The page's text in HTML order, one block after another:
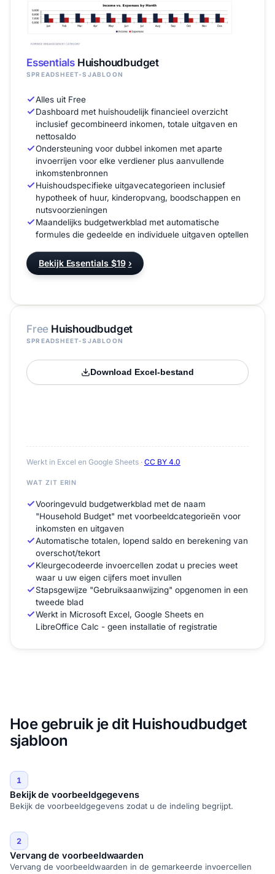
Free Huishoudbudget
SPREADSHEET-SJABLOON
Download Excel-bestand
Werkt in Excel en Google Sheets · CC BY 4.0
WAT ZIT ERIN
Vooringevuld budgetwerkblad met de naam
"Household Budget" met voorbeeldcategorieën voor
inkomsten en uitgaven
Automatische totalen, lopend saldo en berekening van
overschot/tekort
Kleurgecodeerde invoercellen zodat u precies weet
waar u uw eigen cijfers moet invullen
Stapsgewijze "Gebruiksaanwijzing" opgenomen in een
tweede blad
Werkt in Microsoft Excel, Google Sheets en
LibreOffice Calc - geen installatie of registratie
EssentialsHuishoudbudget
SPREADSHEET-SJABLOON
Alles uit Free
Dashboard met huishoudelijk financieel overzicht
inclusief gecombineerd inkomen, totale uitgaven en
nettosaldo
Ondersteuning voor dubbel inkomen met aparte
invoerrijen voor elke verdiener plus aanvullende
inkomstenbronnen
Huishoudspecifieke uitgavecategorieen inclusief
hypotheek of huur, kinderopvang, boodschappen en
nutsvoorzieningen
Maandelijks budgetwerkblad met automatische
formules die gedeelde en individuele uitgaven optellen
Bekijk Essentials $19 ›
Hoe gebruik je dit Huishoudbudget
sjabloon
1
Bekijk de voorbeeldgegevens
Bekijk de voorbeeldgegevens zodat u de indeling begrijpt.
2
Vervang de voorbeeldwaarden
Vervang de voorbeeldwaarden in de gemarkeerde invoercellen